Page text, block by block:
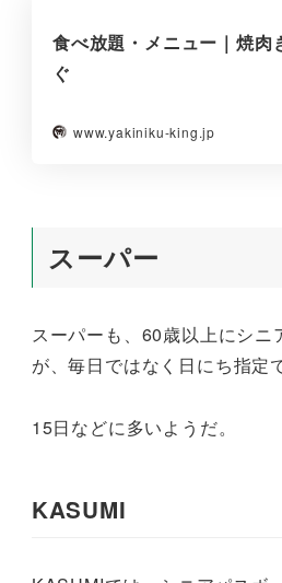
食べ放題・メニュー｜焼肉
ぐ
www.yakiniku-king.jp
スーパー
スーパーも、60歳以上にシニ
が、毎日ではなく日にち指定
15日などに多いようだ。
KASUMI